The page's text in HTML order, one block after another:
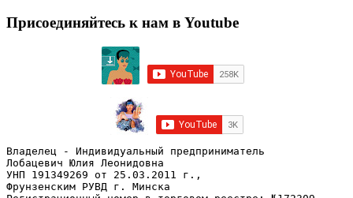
Присоединяйтесь к нам в Youtube
Владелец - Индивидуальный предприниматель
Лобацевич Юлия Леонидовна
УНП 191349269 от 25.03.2011 г.,
Фрунзенским РУВД г. Минска